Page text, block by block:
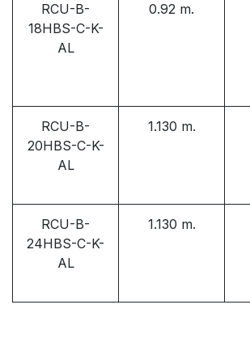
RCU-B-
18HBS-C-K-
AL
0.92 m.
RCU-B-
20HBS-C-K-
AL
1.130 m.
RCU-B-
24HBS-C-K-
AL
1.130 m.